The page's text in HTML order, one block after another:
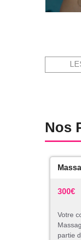
Nos
300€
Votre
partie